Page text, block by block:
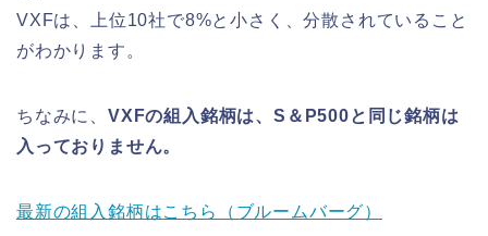
VXFは、上位10社で8%と小さく、分散されていること
がわかります。
ちなみに、 VXFの組入銘柄は、S＆P500と同じ銘柄は
入っておりません。
最新の組入銘柄はこちら（ブルームバーグ）